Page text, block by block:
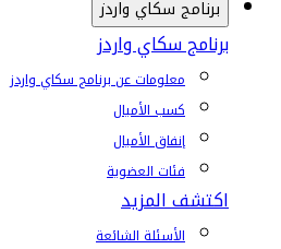
برنامج سكاي واردز
برنامج سكاي واردز
معلومات عن برنامج سكاي واردز
كسب الأميال
إنفاق الأميال
فئات العضوية
اكتشف المزيد
الأسئلة الشائعة